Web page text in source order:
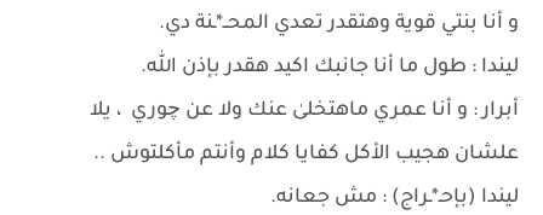
و أنا بنتي قوية وهتقدر تعدي المحــ*ـنة دي.
ليندا : طول ما أنا جانبك اكيد هقدر بإذن ﷲ.
أبرار : و أنا عمري ماهتخلىٰ عنك ولا عن چوري ، يلا
علشان هجيب الأكل كفايا كلام وأنتم مأكلتوش ..
ليندا (بإحـ*ـراج) : مش جعانه.